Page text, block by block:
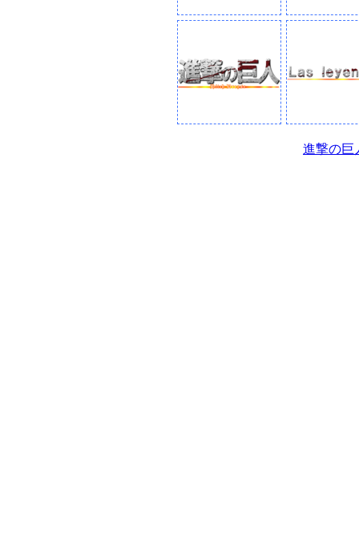
進撃の巨